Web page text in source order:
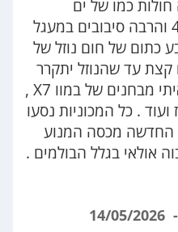
כמו של ים
ונוסעים במיהרות גבוה 4×4 והרבה סיבובים במעגל
כתום של חום נוזל של
קצת עד שהנוזל יתקרר
וממשיכים בנסיעה . אני ראיתי מבחנים של במוו X7 ,
ועוד . כל המכוניות נסעו
החדשה מכסה המנוע
אולאי בגלל הבולמים .